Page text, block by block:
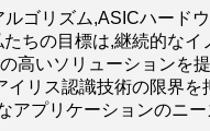
ゴリズム,ASICハード
ちの目標は,継続的なイ
高いソリューションを
リス認識技術の限界を
アプリケーションのニ